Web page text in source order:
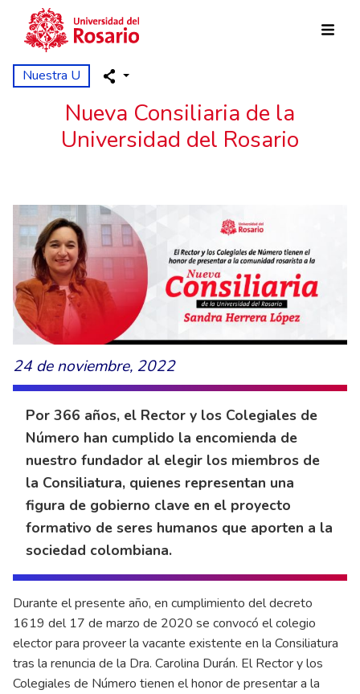
Pasar al contenido principal
Nuestra U
Nueva Consiliaria de la
Universidad del Rosario
24 de noviembre, 2022
Por 366 años, el Rector y los Colegiales de
Número han cumplido la encomienda de
nuestro fundador al elegir los miembros de
la Consiliatura, quienes representan una
figura de gobierno clave en el proyecto
formativo de seres humanos que aporten a la
sociedad colombiana.
Durante el presente año, en cumplimiento del decreto
1619 del 17 de marzo de 2020 se convocó el colegio
elector para proveer la vacante existente en la Consiliatura
tras la renuncia de la Dra. Carolina Durán. El Rector y los
Colegiales de Número tienen el honor de presentar a la